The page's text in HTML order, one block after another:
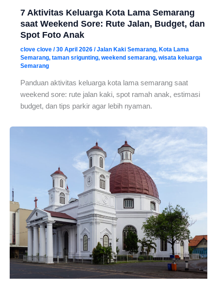
7 Aktivitas Keluarga Kota Lama Semarang
saat Weekend Sore: Rute Jalan, Budget, dan
Spot Foto Anak
clove clove /30 April 2026 /Jalan Kaki Semarang, Kota Lama
Semarang, taman srigunting, weekend semarang, wisata keluarga
Semarang
Panduan aktivitas keluarga kota lama semarang saat
weekend sore: rute jalan kaki, spot ramah anak, estimasi
budget, dan tips parkir agar lebih nyaman.